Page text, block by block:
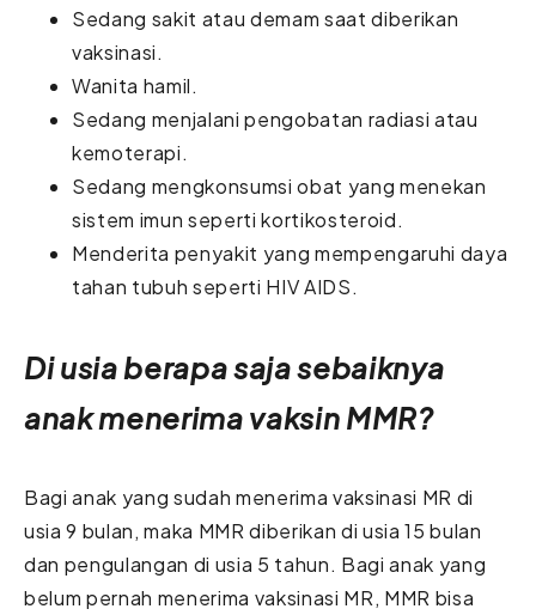
Sedang sakit atau demam saat diberikan
vaksinasi.
Wanita hamil.
Sedang menjalani pengobatan radiasi atau
kemoterapi.
Sedang mengkonsumsi obat yang menekan
sistem imun seperti kortikosteroid.
Menderita penyakit yang mempengaruhi daya
tahan tubuh seperti HIV AIDS.
Di usia berapa saja sebaiknya
anak menerima vaksin MMR?
Bagi anak yang sudah menerima vaksinasi MR di
usia 9 bulan, maka MMR diberikan di usia 15 bulan
dan pengulangan di usia 5 tahun. Bagi anak yang
belum pernah menerima vaksinasi MR, MMR bisa